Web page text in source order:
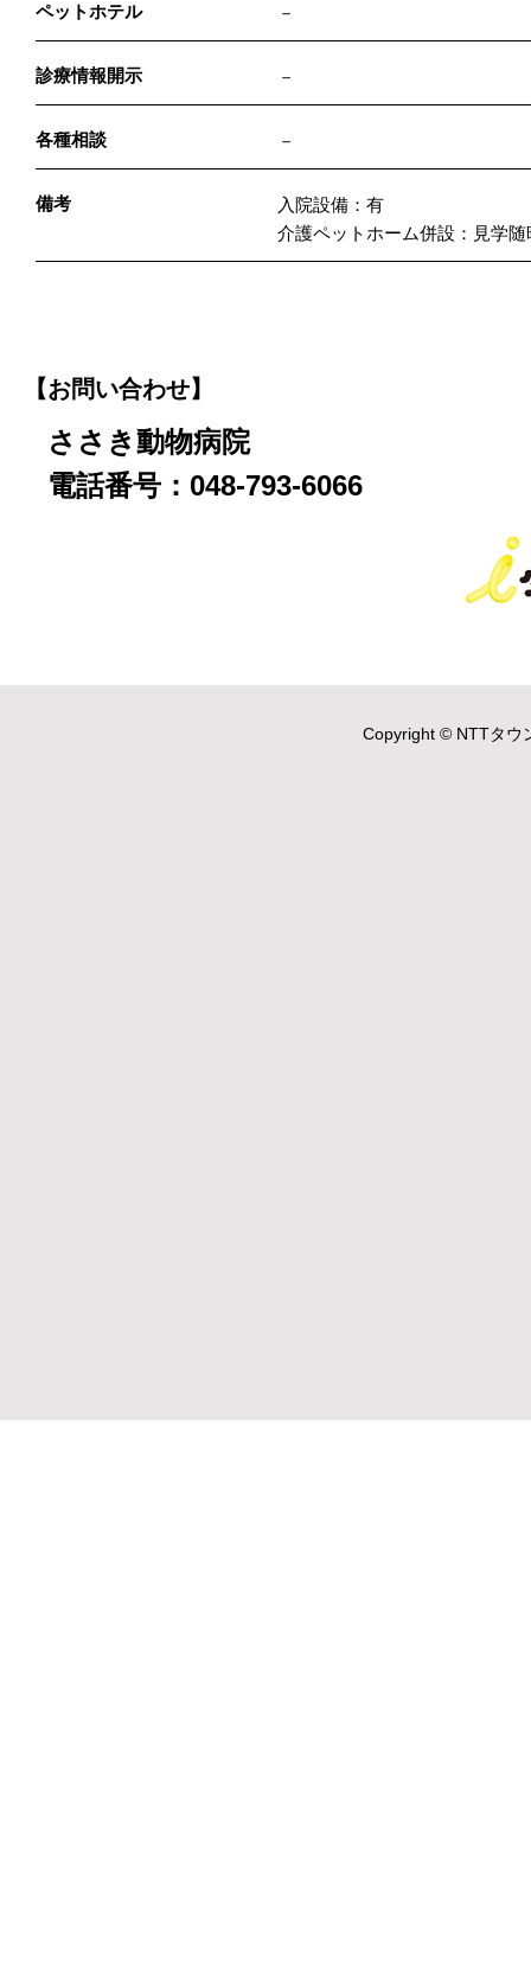
ペットホテル －
診療情報開示 －
各種相談 －
備考
入院設備：有
介護ペットホーム併設：見学随
【お問い合わせ】
ささき動物病院
電話番号：048-793-6066
Copyright © NTTタウ